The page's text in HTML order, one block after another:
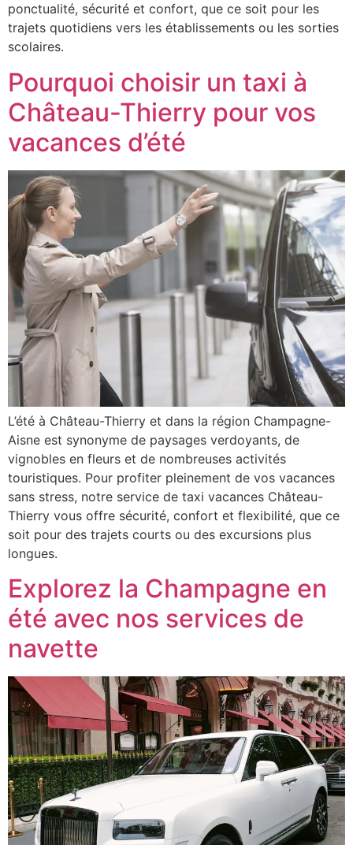
ponctualité, sécurité et confort, que ce soit pour les
trajets quotidiens vers les établissements ou les sorties
scolaires.
Pourquoi choisir un taxi à
Château-Thierry pour vos
vacances d’été
L’été à Château-Thierry et dans la région Champagne-
Aisne est synonyme de paysages verdoyants, de
vignobles en fleurs et de nombreuses activités
touristiques. Pour profiter pleinement de vos vacances
sans stress, notre service de taxi vacances Château-
Thierry vous offre sécurité, confort et flexibilité, que ce
soit pour des trajets courts ou des excursions plus
longues.
Explorez la Champagne en
été avec nos services de
navette